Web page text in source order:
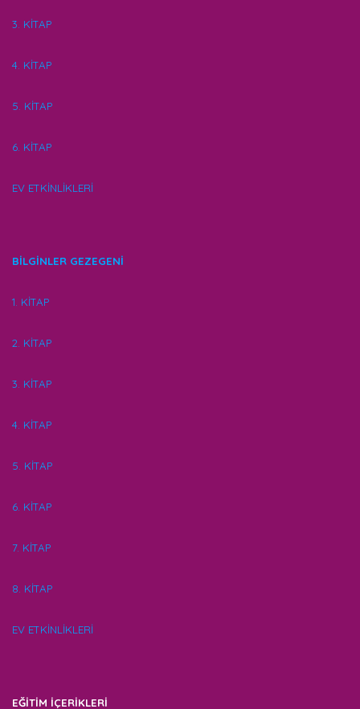
3. KİTAP
4. KİTAP
5. KİTAP
6. KİTAP
EV ETKİNLİKLERİ
BİLGİNLER GEZEGENİ
1. KİTAP
2. KİTAP
3. KİTAP
4. KİTAP
5. KİTAP
6. KİTAP
7. KİTAP
8. KİTAP
EV ETKİNLİKLERİ
EĞİTİM İÇERİKLERİ